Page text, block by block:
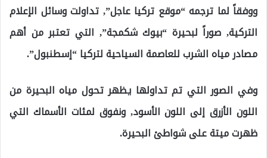
ووفقاً لما ترجمه “موقع تركيا عاجل”, تداولت وسائل الإعلام
التركية, صوراً لبحيرة “بيوك شكمجة”, التي تعتبر من أهم
مصادر مياه الشرب للعاصمة السياحية لتركيا “إسطنبول”.
وفي الصور التي تم تداولها يظهر تحول مياه البحيرة من
اللون الأزرق إلى اللون الأسود, ونفوق لمئات الأسماك التي
ظهرت ميتة على شواطئ البحيرة.